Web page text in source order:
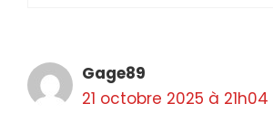
Gage89
21 octobre 2025 à 21h04